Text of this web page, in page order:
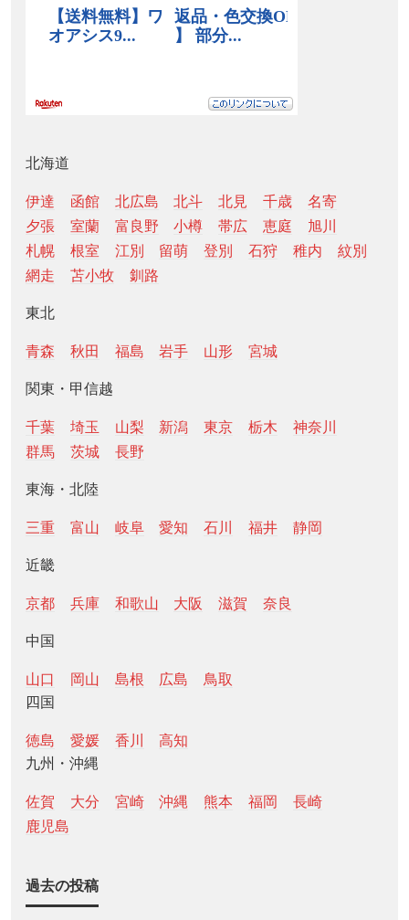
北海道
伊達 函館 北広島 北斗 北見 千歳
名寄
夕張
室蘭 富良野 小樽 帯広 恵庭
旭川
札幌
根室 江別 留萌 登別 石狩 稚内
紋別
網走
苫小牧 釧路
東北
青森 秋田 福島 岩手 山形 宮城
関東・甲信越
千葉 埼玉 山梨 新潟 東京 栃木
神奈川
群馬
茨城 長野
東海・北陸
三重 富山 岐阜 愛知 石川 福井 静岡
近畿
京都 兵庫 和歌山 大阪 滋賀 奈良
中国
山口 岡山 島根 広島
鳥取
四国
徳島 愛媛 香川
高知
九州・沖縄
佐賀 大分 宮崎 沖縄 熊本 福岡
長崎
鹿児島
過去の投稿